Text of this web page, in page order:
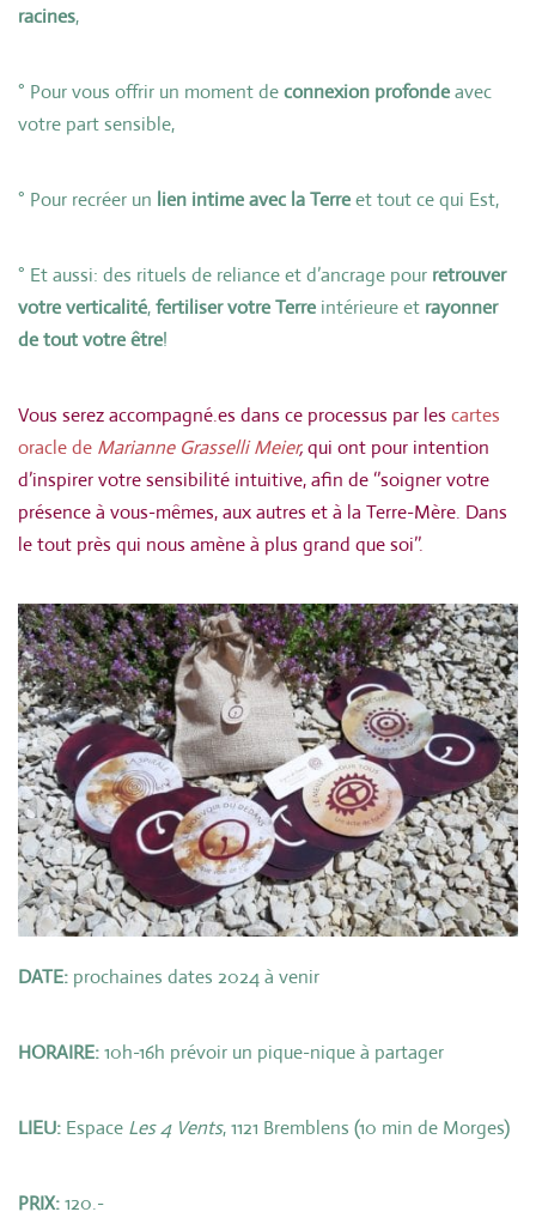
racines,
° Pour vous offrir un moment deconnexion profondeavec
votre part sensible,
° Pour recréer un lien intime avec la Terreet tout ce qui Est,
° Et aussi: des rituels de reliance et d’ancrage pour retrouver
votre verticalité,fertiliser votre Terre intérieure et rayonner
de tout votre être!
Vous serez accompagné.es dans ce processus par les cartes
oracle de Marianne Grasselli Meier,qui ont pour intention
d’inspirer votre sensibilité intuitive, afin de ‘’soigner votre
présence à vous-mêmes, aux autres et à la Terre-Mère. Dans
le tout près qui nous amène à plus grand que soi’’.
DATE: prochaines dates 2024 à venir
HORAIRE:10h-16h prévoir un pique-nique à partager
LIEU: Espace Les 4 Vents, 1121 Bremblens (10 min de Morges)
PRIX:120.-